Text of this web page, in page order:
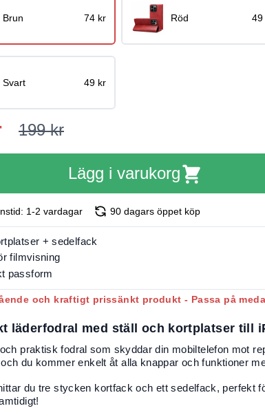
Brun 74 kr Röd 49
Svart 49 kr
199 kr
Lägg i varukorg
1-2 vardagar 90 dagars öppet köp
+ sedelfack
filmvisning
passform
och kraftigt prissänkt produkt - Passa på
läderfodral med ställ och kortplatser till
praktisk fodral som skyddar din mobiltelefon mot
du kommer enkelt åt alla knappar och funktioner
hittar du tre stycken kortfack och ett sedelfack, perfekt